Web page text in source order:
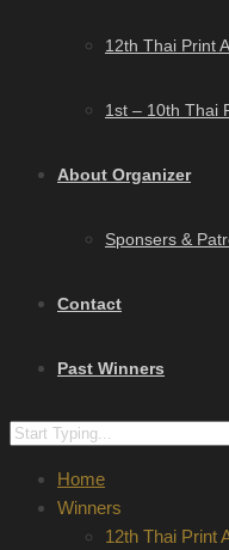
12th Thai Print
1st – 10th Thai
About Organizer
Sponsers &
Contact
Past Winners
Home
Winners
12th Thai Print